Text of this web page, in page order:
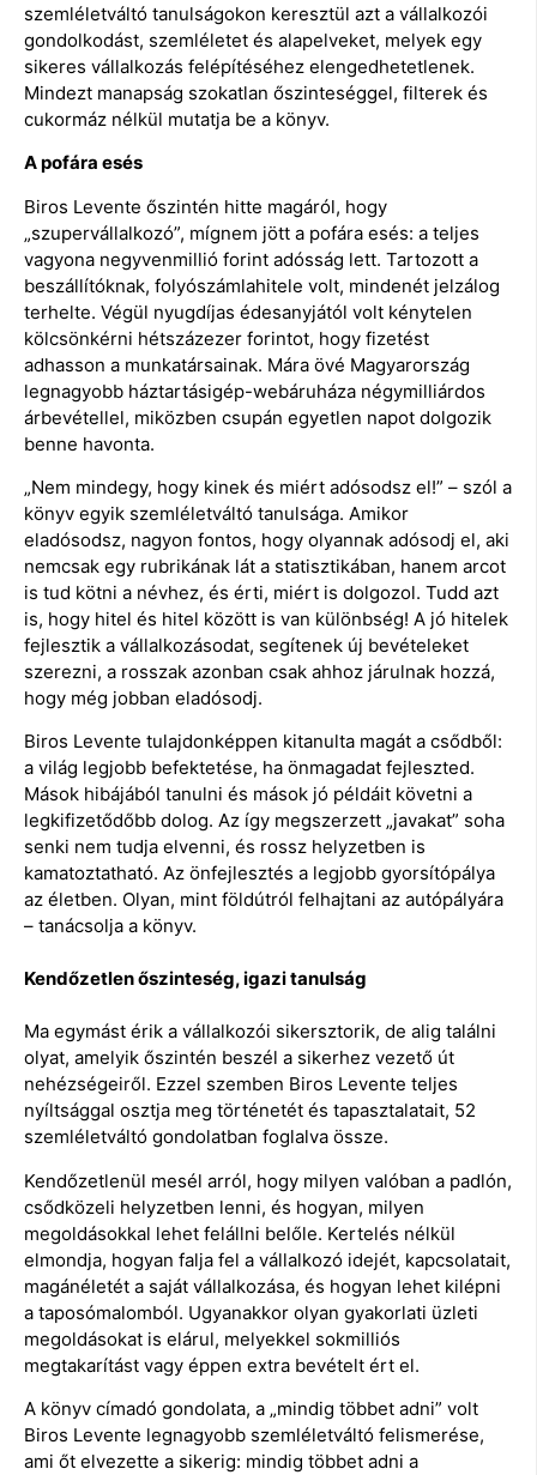
szemléletváltó tanulságokon keresztül azt a vállalkozói
gondolkodást, szemléletet és alapelveket, melyek egy
sikeres vállalkozás felépítéséhez elengedhetetlenek.
Mindezt manapság szokatlan őszinteséggel, filterek és
cukormáz nélkül mutatja be a könyv.
A pofára esés
Biros Levente őszintén hitte magáról, hogy
„szupervállalkozó”, mígnem jött a pofára esés: a teljes
vagyona negyvenmillió forint adósság lett. Tartozott a
beszállítóknak, folyószámlahitele volt, mindenét jelzálog
terhelte. Végül nyugdíjas édesanyjától volt kénytelen
kölcsönkérni hétszázezer forintot, hogy fizetést
adhasson a munkatársainak. Mára övé Magyarország
legnagyobb háztartásigép-webáruháza négymilliárdos
árbevétellel, miközben csupán egyetlen napot dolgozik
benne havonta.
„Nem mindegy, hogy kinek és miért adósodsz el!” – szól a
könyv egyik szemléletváltó tanulsága. Amikor
eladósodsz, nagyon fontos, hogy olyannak adósodj el, aki
nemcsak egy rubrikának lát a statisztikában, hanem arcot
is tud kötni a névhez, és érti, miért is dolgozol. Tudd azt
is, hogy hitel és hitel között is van különbség! A jó hitelek
fejlesztik a vállalkozásodat, segítenek új bevételeket
szerezni, a rosszak azonban csak ahhoz járulnak hozzá,
hogy még jobban eladósodj.
Biros Levente tulajdonképpen kitanulta magát a csődből:
a világ legjobb befektetése, ha önmagadat fejleszted.
Mások hibájából tanulni és mások jó példáit követni a
legkifizetődőbb dolog. Az így megszerzett „javakat” soha
senki nem tudja elvenni, és rossz helyzetben is
kamatoztatható. Az önfejlesztés a legjobb gyorsítópálya
az életben. Olyan, mint földútról felhajtani az autópályára
– tanácsolja a könyv.
Kendőzetlen őszinteség, igazi tanulság
Ma egymást érik a vállalkozói sikersztorik, de alig találni
olyat, amelyik őszintén beszél a sikerhez vezető út
nehézségeiről. Ezzel szemben Biros Levente teljes
nyíltsággal osztja meg történetét és tapasztalatait, 52
szemléletváltó gondolatban foglalva össze.
Kendőzetlenül mesél arról, hogy milyen valóban a padlón,
csődközeli helyzetben lenni, és hogyan, milyen
megoldásokkal lehet felállni belőle. Kertelés nélkül
elmondja, hogyan falja fel a vállalkozó idejét, kapcsolatait,
magánéletét a saját vállalkozása, és hogyan lehet kilépni
a taposómalomból. Ugyanakkor olyan gyakorlati üzleti
megoldásokat is elárul, melyekkel sokmilliós
megtakarítást vagy éppen extra bevételt ért el.
A könyv címadó gondolata, a „mindig többet adni” volt
Biros Levente legnagyobb szemléletváltó felismerése,
ami őt elvezette a sikerig: mindig többet adni a